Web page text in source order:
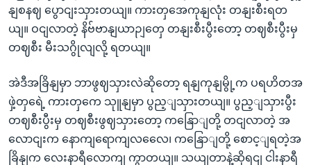
နျစနဈ ပွောငျးသှားတယျ။ ကားတှအေကုနျလုံး တနျးစီးရတ
ယျ။ ဝငျလာတဲ့ နိဗ်ဗာနျယာဉျတှေ တနျးစီးပွီးတော့ တဈစီးပွီးမှ
တဈစီး မီးသဂွိုလျလို့ ရတယျ။
အဲဒီအခြိနျမှာ ဘာဖွဈသှားလဲဆိုတော့ ရနျကုနျမွို့က ပရဟိတအ
ဖှဲ့တှရေဲ့ ကားတှကေ သုူနျမှာ ပွည့ျသှားတယျ။ ပွည့ျသှားပွီး
တဈစီးပွီးမှ တဈစီးဖွဈသှားတော့ ကနြောျတို့ တငျလာတဲ့ အ
လောငျးက နောကျရောကျလလေေ၊ ကနြောျတို့ စောင့ျရတဲ့အ
ခြိနျက လေးနာရီလောကျ ကွာတယျ။ သယျတာနဲ့ဆိုရငျ ငါးနာရီ